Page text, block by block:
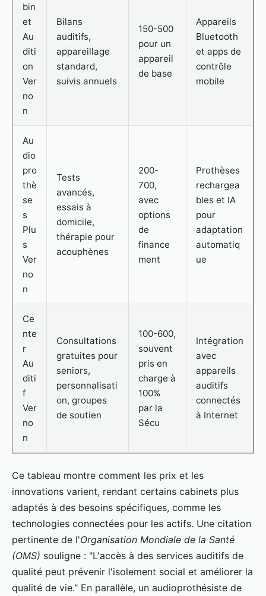
bin
et
Au
diti
on
Ver
no
n
Bilans
auditifs,
appareillage
standard,
suivis annuels
150-500
pour un
appareil
de base
Appareils
Bluetooth
et apps de
contrôle
mobile
Au
dio
pro
thè
se
s
Plu
s
Ver
no
n
Tests
avancés,
essais à
domicile,
thérapie pour
acouphènes
200-
700,
avec
options
de
finance
ment
Prothèses
rechargea
bles et IA
pour
adaptation
automatiq
ue
Ce
nte
r
Au
diti
f
Ver
no
n
Consultations
gratuites pour
seniors,
personnalisati
on, groupes
de soutien
100-600,
souvent
pris en
charge à
100%
par la
Sécu
Intégration
avec
appareils
auditifs
connectés
à Internet
Ce tableau montre comment les prix et les
innovations varient, rendant certains cabinets plus
adaptés à des besoins spécifiques, comme les
technologies connectées pour les actifs. Une citation
pertinente de l'Organisation Mondiale de la Santé
(OMS) souligne : "L'accès à des services auditifs de
qualité peut prévenir l'isolement social et améliorer la
qualité de vie." En parallèle, un audioprothésiste de